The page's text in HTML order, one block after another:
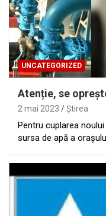
UNCATEGORIZED
Atenție, se
2 mai 2023 Ştirea
Pentru cuplarea
sursa de apă a